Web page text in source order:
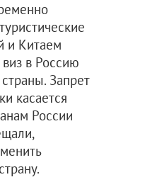
и Китаем
в Россию
Запрет
касается
России